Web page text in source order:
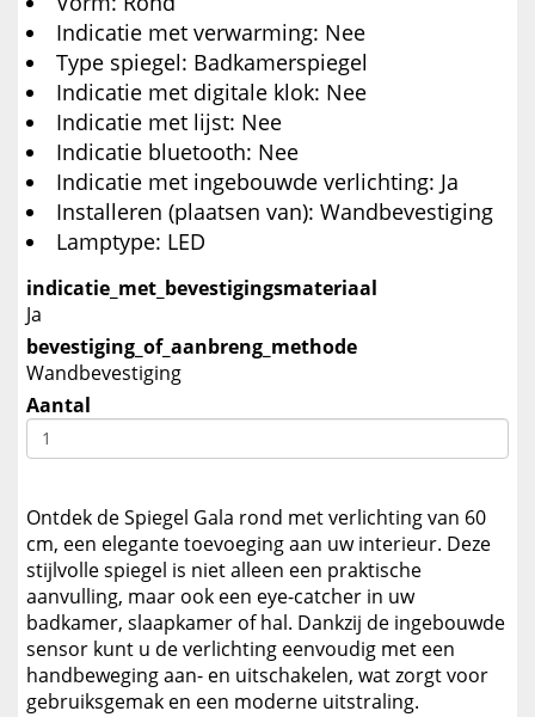
Indicatie met verwarming: Nee
Type spiegel: Badkamerspiegel
Indicatie met digitale klok: Nee
Indicatie met lijst: Nee
Indicatie bluetooth: Nee
Indicatie met ingebouwde verlichting: Ja
Installeren (plaatsen van): Wandbevestiging
Lamptype: LED
indicatie_met_bevestigingsmateriaal
Ja
bevestiging_of_aanbreng_methode
Wandbevestiging
Aantal
Ontdek de Spiegel Gala rond met verlichting van 60
cm, een elegante toevoeging aan uw interieur. Deze
stijlvolle spiegel is niet alleen een praktische
aanvulling, maar ook een eye-catcher in uw
badkamer, slaapkamer of hal. Dankzij de ingebouwde
sensor kunt u de verlichting eenvoudig met een
handbeweging aan- en uitschakelen, wat zorgt voor
gebruiksgemak en een moderne uitstraling.